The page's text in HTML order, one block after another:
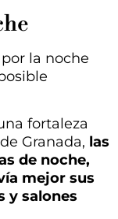
la noche
fortaleza
Granada, las
de noche,
mejor sus
y salones